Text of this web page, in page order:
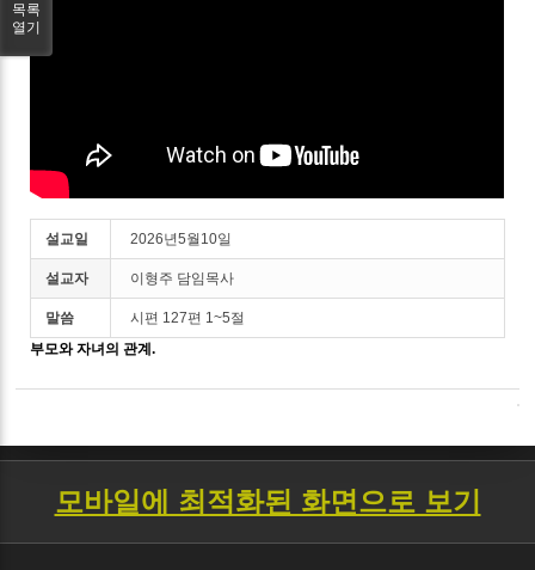
설교일 2026년5월10일
설교자 이형주 담임목사
말씀
시편 127편 1~5절
부모와 자녀의 관계.
목록
열기
모바일에 최적화된 화면으로 보기